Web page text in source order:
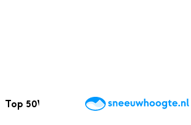
Top 50Webcams WintersportweerKaarten